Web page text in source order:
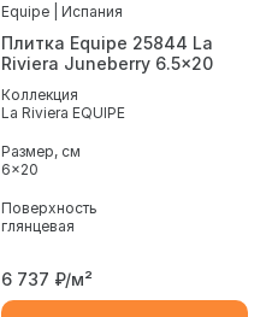
Equipe | Испания
Плитка Equipe 25844 La
Riviera Juneberry 6.5x20
Коллекция
La Riviera EQUIPE
Размер, см
6x20
Поверхность
глянцевая
6 737 ₽/м²